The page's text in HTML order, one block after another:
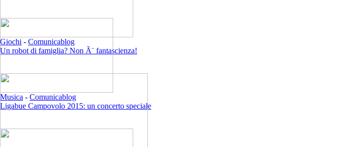
Giochi - Comunicablog
Un robot di famiglia? Non Ã¨ fantascienza!
Musica - Comunicablog
Ligabue Campovolo 2015: un concerto speciale